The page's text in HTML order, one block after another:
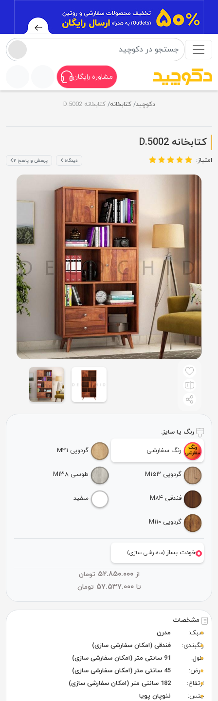
مشاوره رایگان
دکوچید کتابخانه کتابخانه D.5002
کتابخانه D.5002
امتیاز: دیدگاه پرسش و پاسخ ۲
مشخصات
سبک:
مدرن
رنگبندی:
فندقی (امکان سفارشی سازی)
طول:
91 سانتی متر (امکان سفارشی سازی)
عرض:
45 سانتی متر (امکان سفارشی سازی)
ارتفاع:
182 سانتی متر (امکان سفارشی سازی)
جنس:
نئوپان پویا
رنگ یا سایز:
رنگ سفارشی گردویی M۴۱
گردویی M۱۵۳ طوسی M۱۳۸
فندقی M۸۴ سفید
گردویی M۱۱۰
خودت بساز(سفارشی سازی)
از ۵۲.۸۵۰.۰۰۰
تومان
تا ۵۷.۵۳۷.۰۰۰ تومان